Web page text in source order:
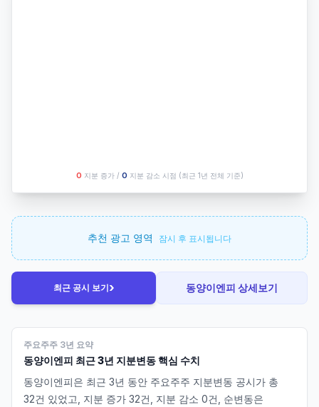
O 지분 증가 / O 지분 감소 시점 (최근 1년 전체 기준)
추천 광고 영역 잠시 후 표시됩니다
최근 공시 보기› 동양이엔피 상세보기
주요주주 3년 요약
동양이엔피 최근 3년 지분변동 핵심 수치
동양이엔피은 최근 3년 동안 주요주주 지분변동 공시가 총
32건 있었고, 지분 증가 32건, 지분 감소 0건, 순변동은